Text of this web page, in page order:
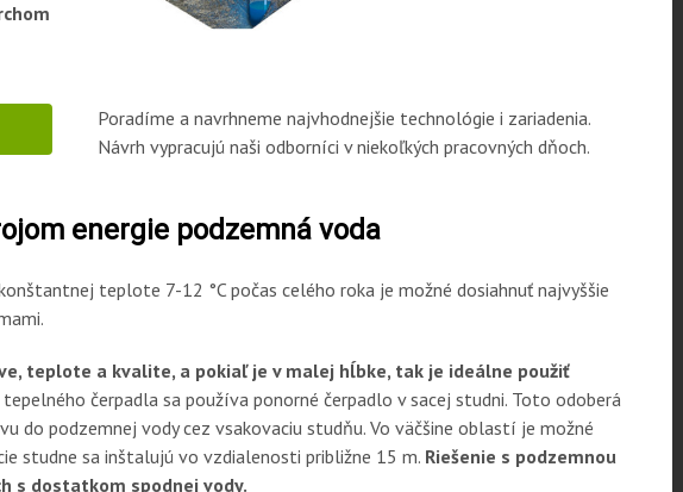
Poradíme a navrhneme najvhodnejšie technológie i zariadenia.
Návrh vypracujú naši odborníci v niekoľkých pracovných dňoch.
energie podzemná voda
teplote 7-12 °C počas celého roka je možné dosiahnuť najvyššie
teplote a kvalite, a pokiaľ je v malej hĺbke, tak je ideálne použiť
čerpadla sa používa ponorné čerpadlo v sacej studni. Toto odoberá
do podzemnej vody cez vsakovaciu studňu. Vo väčšine oblastí je možné
studne sa inštalujú vo vzdialenosti približne 15 m. Riešenie s podzemnou
s dostatkom spodnej vody.